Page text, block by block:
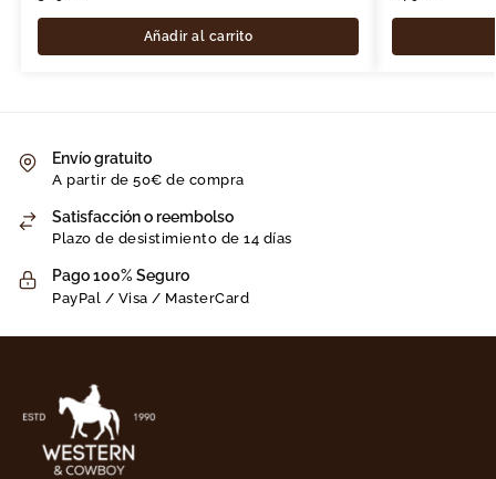
Añadir al carrito
Envío gratuito
A partir de 50€ de compra
Satisfacción o reembolso
Plazo de desistimiento de 14 días
Pago 100% Seguro
PayPal / Visa / MasterCard